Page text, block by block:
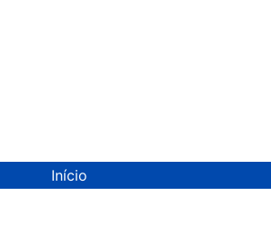
Início